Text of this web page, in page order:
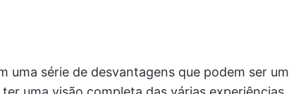
uma série de desvantagens que podem ser um